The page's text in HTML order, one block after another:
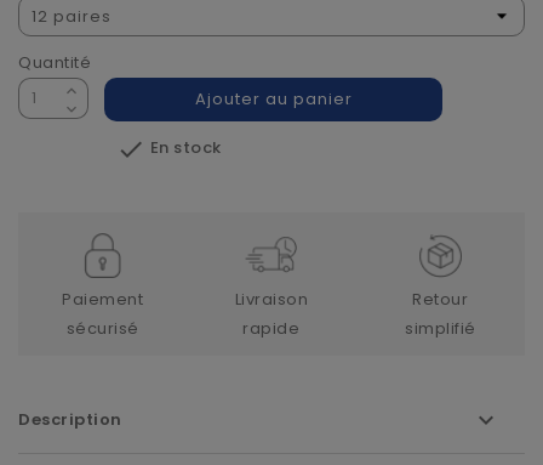
Quantité
Ajouter au panier
 En stock
Paiement
sécurisé
Livraison
rapide
Retour
simplifié
Description